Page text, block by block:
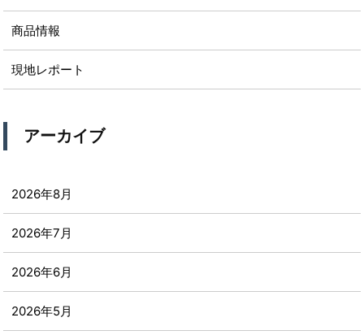
商品情報
現地レポート
アーカイブ
2026年8月
2026年7月
2026年6月
2026年5月